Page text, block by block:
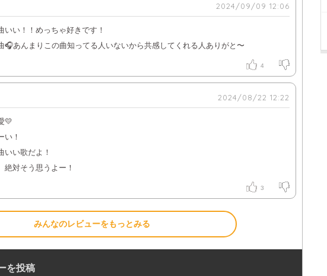
2024/09/09 12:06
いい！！めっちゃ好きです！
🎧あんまりこの曲知ってる人いないから共感してくれる人ありがと〜
4
2024/08/22 12:22
💛
い！
い歌だよ！
絶対そう思うよー！
3
みんなのレビューをもっとみる
を投稿